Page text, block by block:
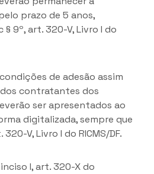
prazo de 5 anos,
9º, art. 320-V, Livro I do
de adesão assim
contratantes dos
ser apresentados ao
digitalizada, sempre que
V, Livro I do RICMS/DF.
I, art. 320-X do